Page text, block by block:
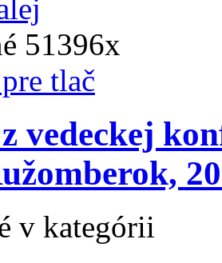
51396x
tlač
vedeckej
v kategórii